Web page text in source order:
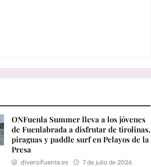
ONFuenla Summer lleva a los jóvenes
de Fuenlabrada a disfrutar de tirolinas,
piraguas y paddle surf en Pelayos de la
Presa
diversifuenla.es 7 de julio de 2026